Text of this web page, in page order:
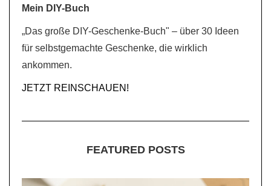
Mein DIY-Buch
„Das große DIY-Geschenke-Buch" – über 30 Ideen
für selbstgemachte Geschenke, die wirklich
ankommen.
JETZT REINSCHAUEN!
FEATURED POSTS